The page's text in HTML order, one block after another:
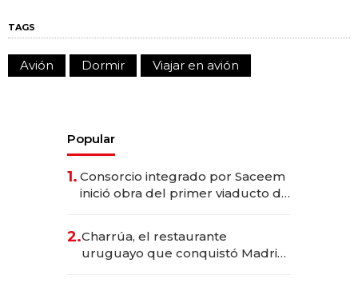
TAGS
Avión Dormir Viajar en avión
Popular
1. Consorcio integrado por Saceem
inició obra del primer viaducto de
millones
2.Charrúa, el restaurante
uruguayo que conquistó Madrid: